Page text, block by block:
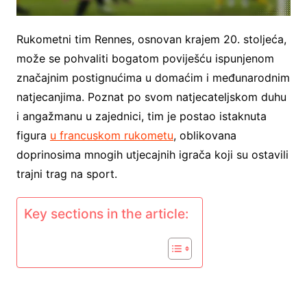
Rukometni tim Rennes, osnovan krajem 20. stoljeća,
može se pohvaliti bogatom poviješću ispunjenom
značajnim postignućima u domaćim i međunarodnim
natjecanjima. Poznat po svom natjecateljskom duhu
i angažmanu u zajednici, tim je postao istaknuta
figura u francuskom rukometu, oblikovana
doprinosima mnogih utjecajnih igrača koji su ostavili
trajni trag na sport.
Key sections in the article: